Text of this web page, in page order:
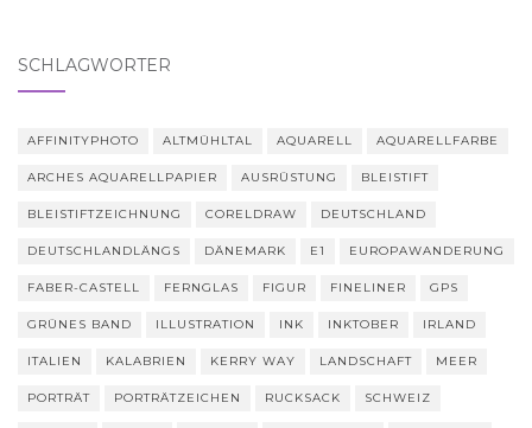
SCHLAGWÖRTER
AFFINITYPHOTO ALTMÜHLTAL AQUARELL AQUARELLFARBE
ARCHES AQUARELLPAPIER AUSRÜSTUNG BLEISTIFT
BLEISTIFTZEICHNUNG CORELDRAW DEUTSCHLAND
DEUTSCHLANDLÄNGS DÄNEMARK E1 EUROPAWANDERUNG
FABER-CASTELL FERNGLAS FIGUR FINELINER GPS
GRÜNES BAND ILLUSTRATION INK INKTOBER IRLAND
ITALIEN KALABRIEN KERRY WAY LANDSCHAFT MEER
PORTRÄT PORTRÄTZEICHEN RUCKSACK SCHWEIZ